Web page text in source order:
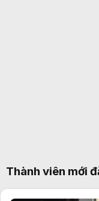
Thành viên mới